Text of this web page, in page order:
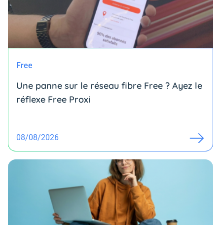
Free
Une panne sur le réseau fibre Free ? Ayez le
réflexe Free Proxi
08/08/2026